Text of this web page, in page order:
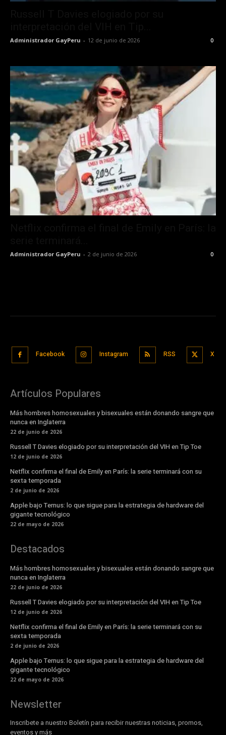
Administrador GayPeru - 12 de junio de 2026 0
Administrador GayPeru - 2 de junio de 2026 0
Facebook Instagram RSS X
Artículos Populares
Más hombres homosexuales y bisexuales están donando sangre que
nunca en Inglaterra
22 de junio de 2026
Russell T Davies elogiado por su interpretación del VIH en Tip Toe
12 de junio de 2026
Netflix confirma el final de Emily en París: la serie terminará con su
sexta temporada
2 de junio de 2026
Apple bajo Ternus: lo que sigue para la estrategia de hardware del
gigante tecnológico
22 de mayo de 2026
Destacados
Más hombres homosexuales y bisexuales están donando sangre que
nunca en Inglaterra
22 de junio de 2026
Russell T Davies elogiado por su interpretación del VIH en Tip Toe
12 de junio de 2026
Netflix confirma el final de Emily en París: la serie terminará con su
sexta temporada
2 de junio de 2026
Apple bajo Ternus: lo que sigue para la estrategia de hardware del
gigante tecnológico
22 de mayo de 2026
Newsletter
Inscribete a nuestro Boletín para recibir nuestras noticias, promos,
eventos y más